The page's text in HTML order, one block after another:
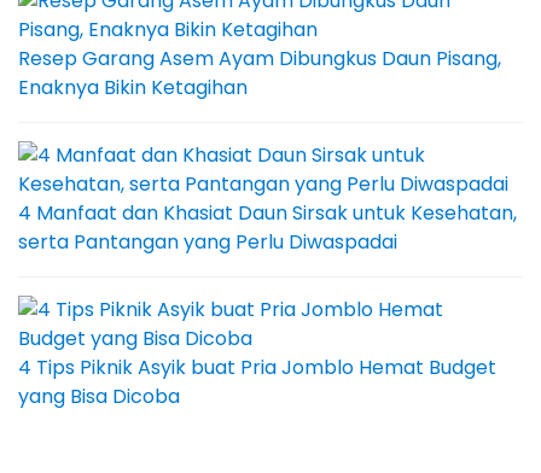
Resep Garang Asem Ayam Dibungkus Daun Pisang,
Enaknya Bikin Ketagihan
4 Manfaat dan Khasiat Daun Sirsak untuk Kesehatan,
serta Pantangan yang Perlu Diwaspadai
4 Tips Piknik Asyik buat Pria Jomblo Hemat Budget
yang Bisa Dicoba